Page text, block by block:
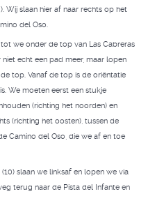
Wij slaan hier af naar rechts op het
del Oso.
we onder de top van Las Cabreras
echt een pad meer, maar lopen
top. Vanaf de top is de oriëntatie
We moeten eerst een stukje
(richting het noorden) en
(richting het oosten), tussen de
Camino del Oso, die we af en toe
slaan we linksaf en lopen we via
terug naar de Pista del Infante en